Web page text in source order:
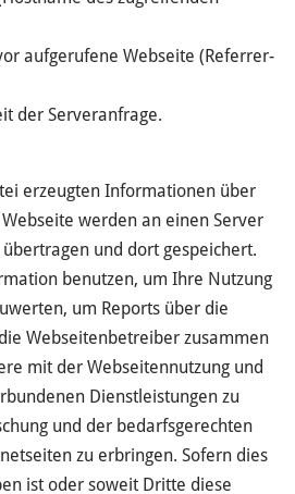
aufgerufene Webseite (Referrer-
der Serveranfrage.
erzeugten Informationen über
werden an einen Server
und dort gespeichert.
benutzen, um Ihre Nutzung
um Reports über die
Webseitenbetreiber zusammen
mit der Webseitennutzung und
Dienstleistungen zu
und der bedarfsgerechten
zu erbringen. Sofern dies
ist oder soweit Dritte diese